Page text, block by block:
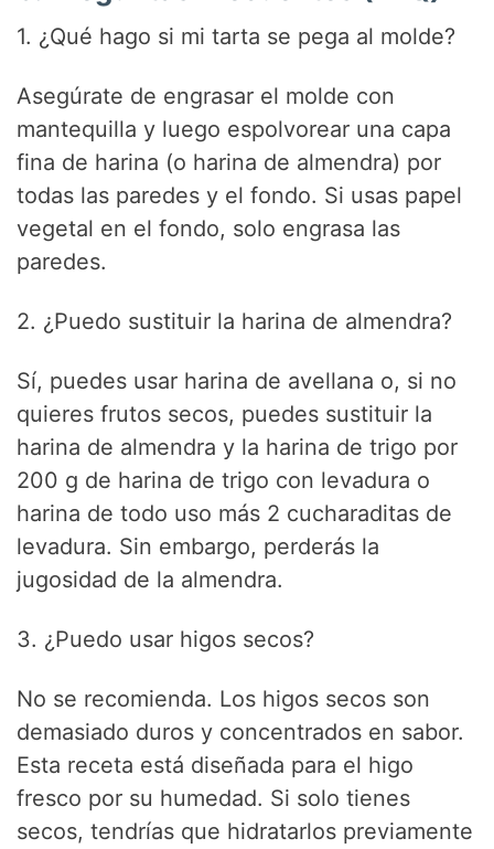
1. ¿Qué hago si mi tarta se pega al molde?
Asegúrate de engrasar el molde con
mantequilla y luego espolvorear una capa
fina de harina (o harina de almendra) por
todas las paredes y el fondo. Si usas papel
vegetal en el fondo, solo engrasa las
paredes.
2. ¿Puedo sustituir la harina de almendra?
Sí, puedes usar harina de avellana o, si no
quieres frutos secos, puedes sustituir la
harina de almendra y la harina de trigo por
200 g de harina de trigo con levadura o
harina de todo uso más 2 cucharaditas de
levadura. Sin embargo, perderás la
jugosidad de la almendra.
3. ¿Puedo usar higos secos?
No se recomienda. Los higos secos son
demasiado duros y concentrados en sabor.
Esta receta está diseñada para el higo
fresco por su humedad. Si solo tienes
secos, tendrías que hidratarlos previamente